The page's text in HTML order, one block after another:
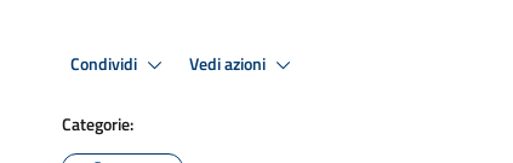
Condividi Vedi azioni
Categorie: